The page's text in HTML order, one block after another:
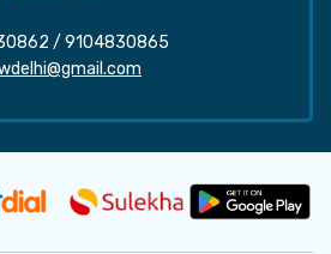
/ 9104830865